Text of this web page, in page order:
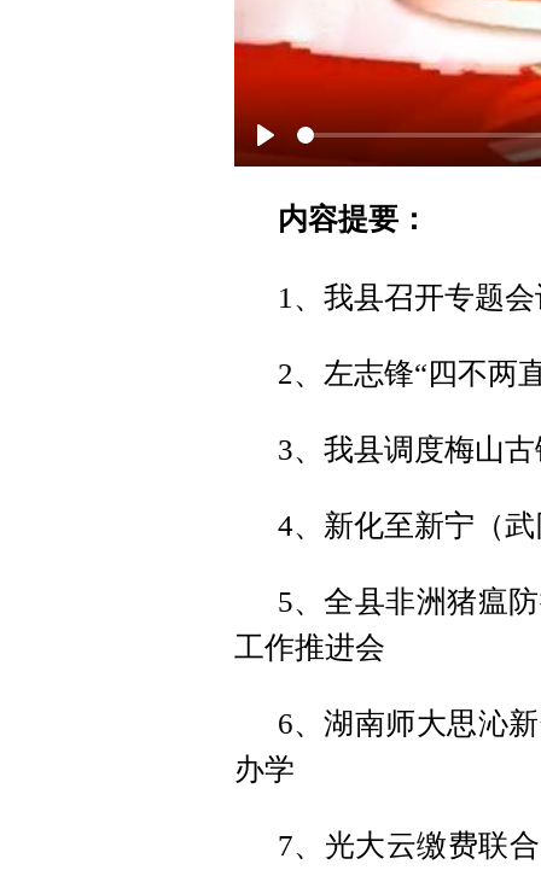
Play
内容提要：
1、我县召开专题
2、左志锋“四不两
3、我县调度梅山
4、新化至新宁（
5、全县非洲猪瘟
工作推进会
6、湖南师大思沁
办学
7、光大云缴费联